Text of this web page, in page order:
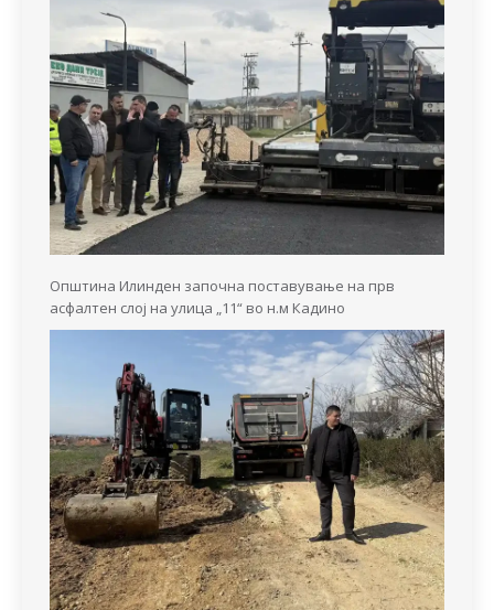
Општина Илинден започна поставување на прв
асфалтен слој на улица „11“ во н.м Кадино